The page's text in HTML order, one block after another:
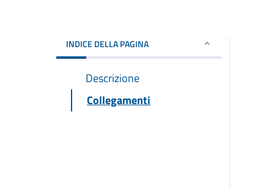
INDICE DELLA PAGINA
Descrizione
Collegamenti